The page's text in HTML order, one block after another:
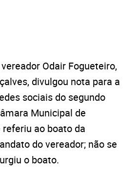
Odair Fogueteiro,
divulgou nota para a
sociais do segundo
Municipal de
referiu ao boato da
do vereador; não se
o boato.